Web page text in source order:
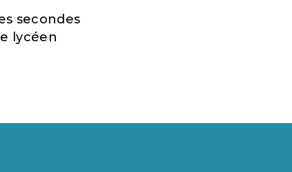
secondes
lycéen